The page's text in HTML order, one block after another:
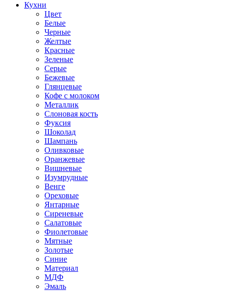
Кухни
Цвет
Белые
Черные
Желтые
Красные
Зеленые
Серые
Бежевые
Глянцевые
Кофе с молоком
Металлик
Слоновая кость
Фуксия
Шоколад
Шампань
Оливковые
Оранжевые
Вишневые
Изумрудные
Венге
Ореховые
Янтарные
Сиреневые
Салатовые
Фиолетовые
Мятные
Золотые
Синие
Материал
МДФ
Эмаль